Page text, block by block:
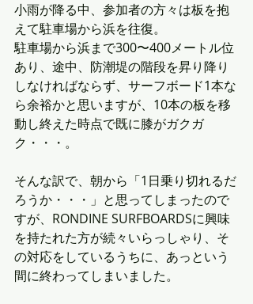
小雨が降る中、参加者の方々は板を抱
えて駐車場から浜を往復。
駐車場から浜まで300〜400メートル位
あり、途中、防潮堤の階段を昇り降り
しなければならず、サーフボード1本な
ら余裕かと思いますが、10本の板を移
動し終えた時点で既に膝がガクガ
ク・・・。
そんな訳で、朝から「1日乗り切れるだ
ろうか・・・」と思ってしまったので
すが、RONDINE SURFBOARDSに興味
を持たれた方が続々いらっしゃり、そ
の対応をしているうちに、あっという
間に終わってしまいました。